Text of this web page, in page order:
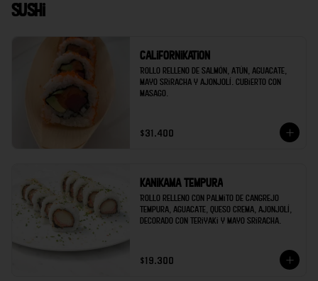
Sushi
Californikation
Rollo relleno de salmón, atún, aguacate,
mayo sriracha y ajonjolí. Cubierto con
masago.
$31.400
Kanikama tempura
Rollo relleno con palmito de cangrejo
tempura, aguacate, queso crema, ajonjolí,
decorado con teriyaki y mayo sriracha.
$19.300